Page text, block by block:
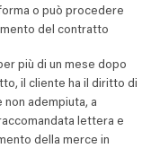
o può procedere
del contratto
più di un mese dopo
il cliente ha il diritto di
adempiuta, a
lettera e
della merce in